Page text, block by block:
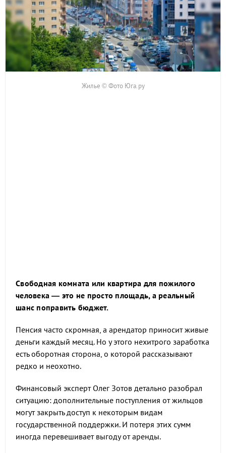
Жилье © Фото Юга.ру
Свободная комната или квартира для пожилого
человека — это не просто площадь, а реальный
шанс поправить бюджет.
Пенсия часто скромная, а арендатор приносит живые
деньги каждый месяц. Но у этого нехитрого заработка
есть оборотная сторона, о которой рассказывают
редко и неохотно.
Финансовый эксперт Олег Зотов детально разобрал
ситуацию: дополнительные поступления от жильцов
могут закрыть доступ к некоторым видам
государственной поддержки. И потеря этих сумм
иногда перевешивает выгоду от аренды.